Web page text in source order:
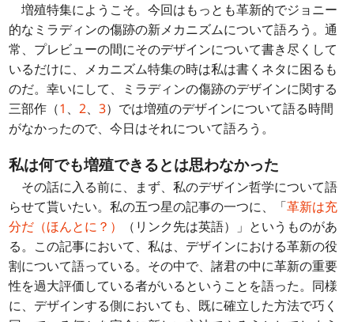
増殖特集にようこそ。今回はもっとも革新的でジョニー
的なミラディンの傷跡の新メカニズムについて語ろう。通
常、プレビューの間にそのデザインについて書き尽くして
いるだけに、メカニズム特集の時は私は書くネタに困るも
のだ。幸いにして、ミラディンの傷跡のデザインに関する
三部作（1 、2、3）では増殖のデザインについて語る時間
がなかったので、今日はそれについて語ろう。
私は何でも増殖できるとは思わなかった
その話に入る前に、まず、私のデザイン哲学について語
らせて貰いたい。私の五つ星の記事の一つに、「革新は充
分だ（ほんとに？）
（リンク先は英語）」というものがあ
る。この記事において、私は、デザインにおける革新の役
割について語っている。その中で、諸君の中に革新の重要
性を過大評価している者がいるということを語った。同様
に、デザインする側においても、既に確立した方法で巧く